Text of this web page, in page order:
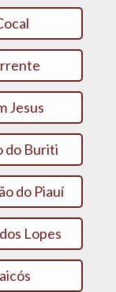
Jesus
do Buriti
do Piauí
Lopes